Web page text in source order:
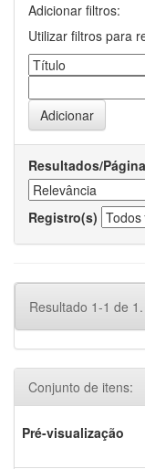
Adicionar filtros:
Utilizar filtros para
Resultados/Página
Registro(s)
Resultado 1-1 de 1.
Conjunto de itens:
Pré-visualização